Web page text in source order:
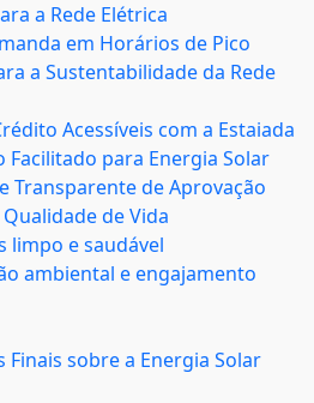
a Rede Elétrica
em Horários de Pico
a Sustentabilidade da Rede
Acessíveis com a Estaiada
Facilitado para Energia Solar
Transparente de Aprovação
de Vida
limpo e saudável
ambiental e engajamento
Finais sobre a Energia Solar